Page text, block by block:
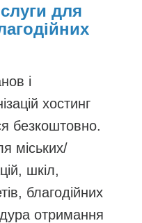
для
і
хостинг
безкоштовно.
міських/
шкіл,
благодійних
отримання